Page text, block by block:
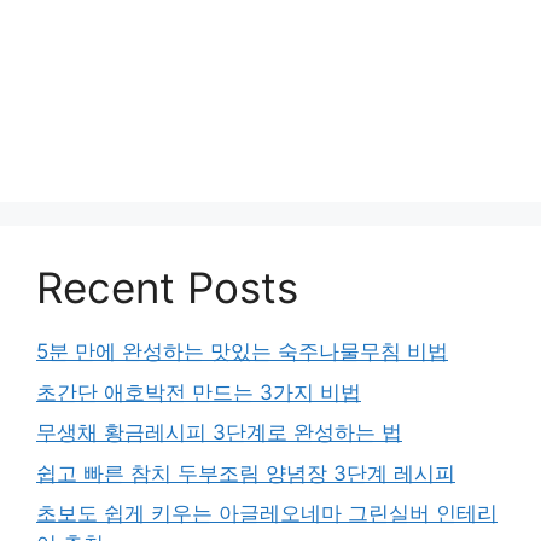
Recent Posts
5분 만에 완성하는 맛있는 숙주나물무침 비법
초간단 애호박전 만드는 3가지 비법
무생채 황금레시피 3단계로 완성하는 법
쉽고 빠른 참치 두부조림 양념장 3단계 레시피
초보도 쉽게 키우는 아글레오네마 그린실버 인테리